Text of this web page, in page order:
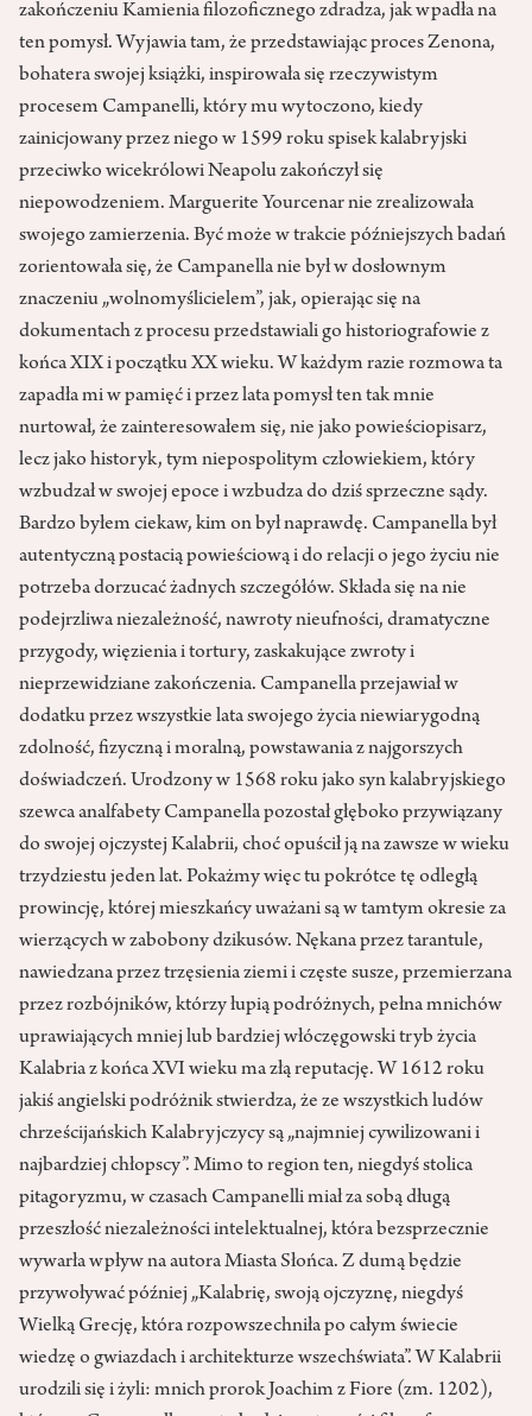
zakończeniu Kamienia filozoficznego zdradza, jak wpadła na
ten pomysł. Wyjawia tam, że przedstawiając proces Zenona,
bohatera swojej książki, inspirowała się rzeczywistym
procesem Campanelli, który mu wytoczono, kiedy
zainicjowany przez niego w 1599 roku spisek kalabryjski
przeciwko wicekrólowi Neapolu zakończył się
niepowodzeniem. Marguerite Yourcenar nie zrealizowała
swojego zamierzenia. Być może w trakcie późniejszych badań
zorientowała się, że Campanella nie był w dosłownym
znaczeniu „wolnomyślicielem”, jak, opierając się na
dokumentach z procesu przedstawiali go historiografowie z
końca XIX i początku XX wieku. W każdym razie rozmowa ta
zapadła mi w pamięć i przez lata pomysł ten tak mnie
nurtował, że zainteresowałem się, nie jako powieściopisarz,
lecz jako historyk, tym niepospolitym człowiekiem, który
wzbudzał w swojej epoce i wzbudza do dziś sprzeczne sądy.
Bardzo byłem ciekaw, kim on był naprawdę. Campanella był
autentyczną postacią powieściową i do relacji o jego życiu nie
potrzeba dorzucać żadnych szczegółów. Składa się na nie
podejrzliwa niezależność, nawroty nieufności, dramatyczne
przygody, więzienia i tortury, zaskakujące zwroty i
nieprzewidziane zakończenia. Campanella przejawiał w
dodatku przez wszystkie lata swojego życia niewiarygodną
zdolność, fizyczną i moralną, powstawania z najgorszych
doświadczeń. Urodzony w 1568 roku jako syn kalabryjskiego
szewca analfabety Campanella pozostał głęboko przywiązany
do swojej ojczystej Kalabrii, choć opuścił ją na zawsze w wieku
trzydziestu jeden lat. Pokażmy więc tu pokrótce tę odległą
prowincję, której mieszkańcy uważani są w tamtym okresie za
wierzących w zabobony dzikusów. Nękana przez tarantule,
nawiedzana przez trzęsienia ziemi i częste susze, przemierzana
przez rozbójników, którzy łupią podróżnych, pełna mnichów
uprawiających mniej lub bardziej włóczęgowski tryb życia
Kalabria z końca XVI wieku ma złą reputację. W 1612 roku
jakiś angielski podróżnik stwierdza, że ze wszystkich ludów
chrześcijańskich Kalabryjczycy są „najmniej cywilizowani i
najbardziej chłopscy”. Mimo to region ten, niegdyś stolica
pitagoryzmu, w czasach Campanelli miał za sobą długą
przeszłość niezależności intelektualnej, która bezsprzecznie
wywarła wpływ na autora Miasta Słońca. Z dumą będzie
przywoływać później „Kalabrię, swoją ojczyznę, niegdyś
Wielką Grecję, która rozpowszechniła po całym świecie
wiedzę o gwiazdach i architekturze wszechświata”. W Kalabrii
urodzili się i żyli: mnich prorok Joachim z Fiore (zm. 1202),